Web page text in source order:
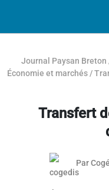
Journal Paysan Breton
Économie et marchés /
Transfert
Par